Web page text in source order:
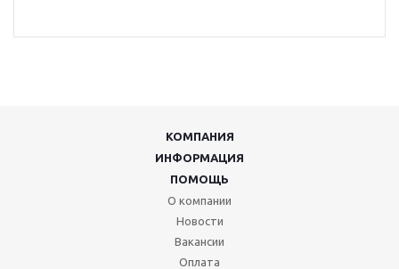
КОМПАНИЯ
ИНФОРМАЦИЯ
ПОМОЩЬ
О компании
Новости
Вакансии
Оплата